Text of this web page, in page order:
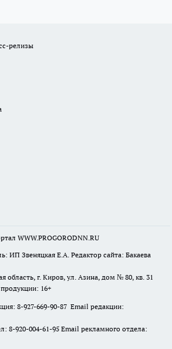
релизы
WWW.PROGORODNN.RU
ИП Звеняцкая Е.А. Редактор сайта: Бакаева
область, г. Киров, ул. Азина, дом № 80, кв. 31
16+
8-927-669-90-87 Email редакции:
8-920-004-61-95 Email рекламного отдела: